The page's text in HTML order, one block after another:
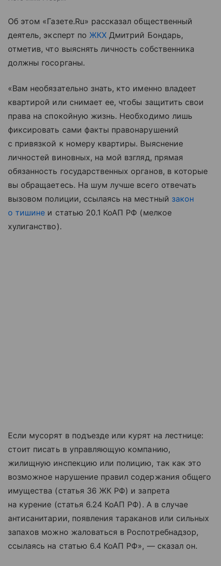
Об этом «Газете.Ru» рассказал общественный
деятель, эксперт по ЖКХ Дмитрий Бондарь,
отметив, что выяснять личность собственника
должны госорганы.
«Вам необязательно знать, кто именно владеет
квартирой или снимает ее, чтобы защитить свои
права на спокойную жизнь. Необходимо лишь
фиксировать сами факты правонарушений
с привязкой к номеру квартиры. Выяснение
личностей виновных, на мой взгляд, прямая
обязанность государственных органов, в которые
вы обращаетесь. На шум лучше всего отвечать
вызовом полиции, ссылаясь на местный закон
о тишине и статью 20.1 КоАП РФ (мелкое
хулиганство).
Если мусорят в подъезде или курят на лестнице:
стоит писать в управляющую компанию,
жилищную инспекцию или полицию, так как это
возможное нарушение правил содержания общего
имущества (статья 36 ЖК РФ) и запрета
на курение (статья 6.24 КоАП РФ). А в случае
антисанитарии, появления тараканов или сильных
запахов можно жаловаться в Роспотребнадзор,
ссылаясь на статью 6.4 КоАП РФ», — сказал он.